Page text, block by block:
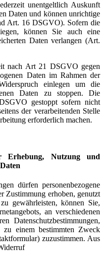
unentgeltlich Auskunft
Daten und können unrichtige
Art. 16 DSGVO). Sofern die
können Sie auch eine
Daten verlangen (Art.
nach Art 21 DSGVO gegen
Daten im Rahmen der
einlegen um die
Daten zu stoppen. Die
gestoppt sofern nicht
der verarbeitenden Stelle
erforderlich machen.
Erhebung, Nutzung und
dürfen personenbezogene
Zustimmung erhoben, genutzt
gewährleisten, können Sie,
an verschiedenen
Datenschutzbestimmungen,
einem bestimmten Zweck
zuzustimmen. Aus